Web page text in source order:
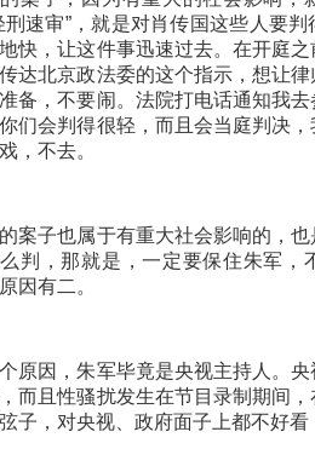
刑速审”，就是对肖传国这些人要
快，让这件事迅速过去。在开庭
达北京政法委的这个指示，想让
备，不要闹。法院打电话通知我
们会判得很轻，而且会当庭判决
，不去。
案子也属于有重大社会影响的，
判，那就是，一定要保住朱军，
因有二。
原因，朱军毕竟是央视主持人。
而且性骚扰发生在节目录制期间
子，对央视、政府面子上都不好看